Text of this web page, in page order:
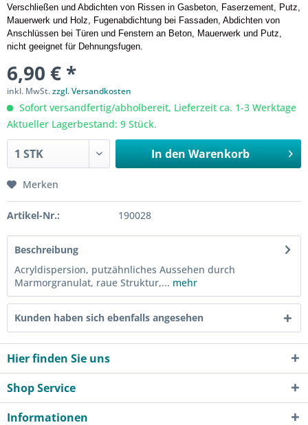
Verschließen und Abdichten von Rissen in Gasbeton, Faserzement, Putz,
Mauerwerk und Holz, Fugenabdichtung bei Fassaden, Abdichten von
Anschlüssen bei Türen und Fenstern an Beton, Mauerwerk und Putz,
nicht geeignet für Dehnungsfugen.
6,90 € *
inkl. MwSt.zzgl. Versandkosten
Sofort versandfertig/abholbereit, Lieferzeit ca. 1-3 Werktage
Aktueller Lagerbestand: 9 Stück.
In den Warenkorb
Merken
Artikel-Nr.: 190028
Beschreibung
Acryldispersion, putzähnliches Aussehen durch
Marmorgranulat, raue Struktur,... mehr
Kunden haben sich ebenfalls angesehen
Hier finden Sie uns
Shop Service
Informationen